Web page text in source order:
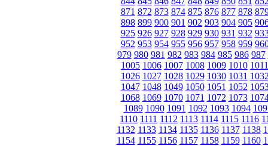
871 872 873 874 875 876 877 878
898 899 900 901 902 903 904 905
925 926 927 928 929 930 931 932
952 953 954 955 956 957 958 959
979 980 981 982 983 984 985 986 987
1005 1006 1007 1008 1009 1010 1011
1026 1027 1028 1029 1030 1031
1047 1048 1049 1050 1051 1052
1068 1069 1070 1071 1072 1073
1089 1090 1091 1092 1093 1094
1110 1111 1112 1113 1114 1115 1116
1132 1133 1134 1135 1136 1137 1138
1154 1155 1156 1157 1158 1159 1160